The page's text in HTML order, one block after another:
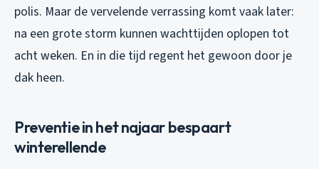
polis. Maar de vervelende verrassing komt vaak later:
na een grote storm kunnen wachttijden oplopen tot
acht weken. En in die tijd regent het gewoon door je
dak heen.
Preventie in het najaar bespaart
winterellende